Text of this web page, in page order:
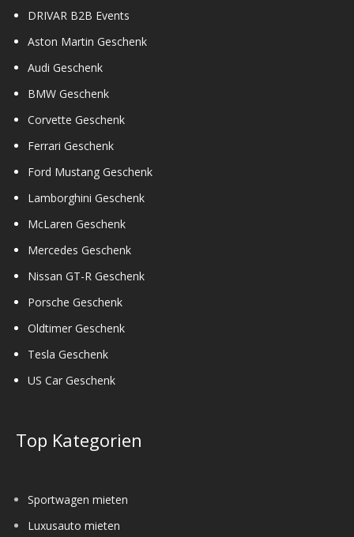
DRIVAR B2B Events
Aston Martin Geschenk
Audi Geschenk
BMW Geschenk
Corvette Geschenk
Ferrari Geschenk
Ford Mustang Geschenk
Lamborghini Geschenk
McLaren Geschenk
Mercedes Geschenk
Nissan GT-R Geschenk
Porsche Geschenk
Oldtimer Geschenk
Tesla Geschenk
US Car Geschenk
Top Kategorien
Sportwagen mieten
Luxusauto mieten